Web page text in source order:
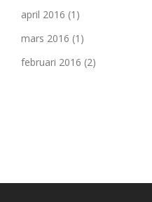
april 2016 (1)
mars 2016 (1)
februari 2016 (2)